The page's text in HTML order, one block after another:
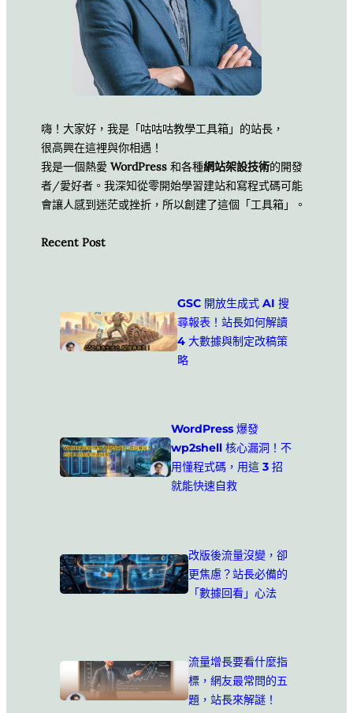
嗨！大家好，我是「咕咕咕教學工具箱」的站長，
很高興在這裡與你相遇！
我是一個熱愛 WordPress 和各種網站架設技術的開發
者/愛好者。我深知從零開始學習建站和寫程式碼可能
會讓人感到迷茫或挫折，所以創建了這個「工具箱」。
Recent Post
GSC 開放生成式 AI 搜
尋報表！站長如何解讀
4 大數據與制定改稿策
略
WordPress 爆發
wp2shell 核心漏洞！不
用懂程式碼，用這 3 招
就能快速自救
改版後流量沒變，卻
更焦慮？站長必備的
「數據回看」心法
流量增長要看什麼指
標，網友最常問的五
題，站長來解謎！